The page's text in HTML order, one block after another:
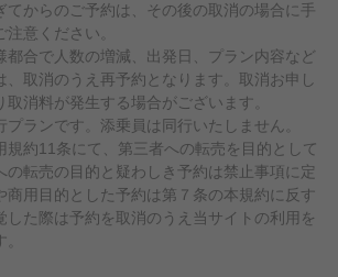
てからのご予約は、その後の取消の場合に手
意ください。
都合で人数の増減、出発日、プラン内容など
取消のうえ再予約となります。取消お申し
消料が発生する場合がございます。
プランです。添乗員は同行いたしません。
規約11条にて、第三者への転売を目的として
の転売の目的と疑わしき予約は禁止事項に定
商用目的とした予約は第７条の本規約に反す
した際は予約を取消のうえ当サイトの利用を